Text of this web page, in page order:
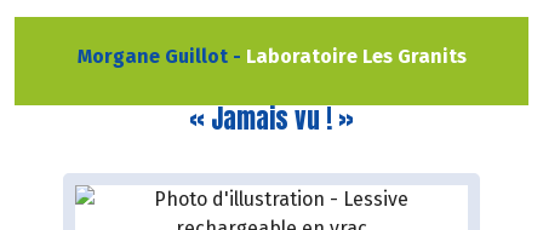
Morgane Guillot - Laboratoire Les Granits
« Jamais vu ! »